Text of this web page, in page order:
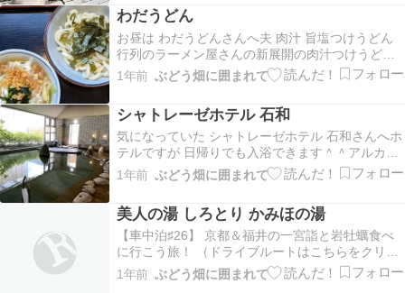
わだうどん
お昼は わだうどんさんへ夫 肉汁 旨塩つけうどん
行列のラーメン屋さんの新展開の肉汁つけうどん
システムなどは一緒塩ラーメン風のつけうどんぽ
い感じわたくし 肉汁 醤油つけうどんおいしいです
1年前 ぶどう畑に囲まれて
シャトレーゼホテル 石和
気になっていた シャトレーゼホテル 石和さんへホ
テルですが 日帰りでも入浴できます＾＾アルカリ
性単純温泉pH.9.1この日女湯貸し切りでだれもい
なかったので写真をパシャリ内湯洗い場露天風呂
脱衣所施設自体は古そうですが露天風呂とかは リ
ホームされてるのかな？温泉気持ちよかったです
貸…
1年前 ぶどう畑に囲まれて
美人の湯 しろとり かみほの湯
【車中泊♯26】 京都＆福井の一宮詣と岩牡蠣食べ
に行こう旅！ （ドライブルートはこちらをクリッ
ク！）帰り 温泉入っていきましょう＾＾美人の湯
しろとり かみほの湯さんへナトリウム炭酸水素塩
1年前 ぶどう畑に囲まれて